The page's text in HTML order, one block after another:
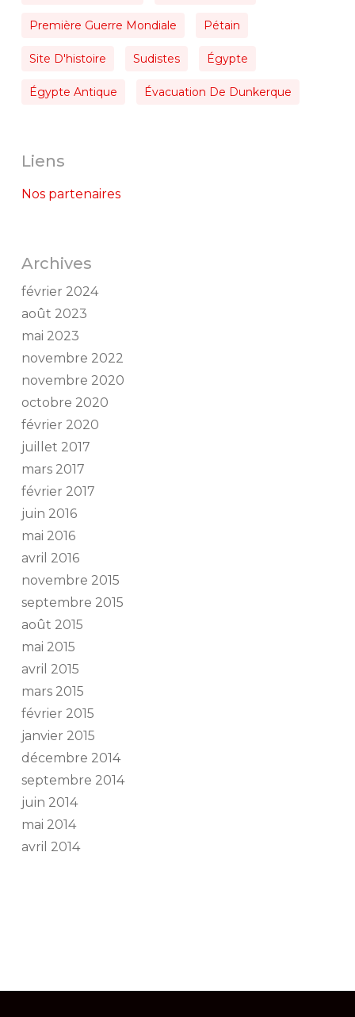
Première Guerre Mondiale Pétain
Site D'histoire Sudistes Égypte
Égypte Antique Évacuation De Dunkerque
Liens
Nos partenaires
Archives
février 2024
août 2023
mai 2023
novembre 2022
novembre 2020
octobre 2020
février 2020
juillet 2017
mars 2017
février 2017
juin 2016
mai 2016
avril 2016
novembre 2015
septembre 2015
août 2015
mai 2015
avril 2015
mars 2015
février 2015
janvier 2015
décembre 2014
septembre 2014
juin 2014
mai 2014
avril 2014